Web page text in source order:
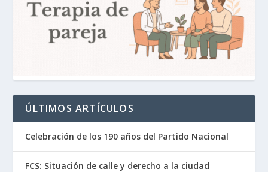
ÚLTIMOS ARTÍCULOS
Celebración de los 190 años del Partido Nacional
FCS: Situación de calle y derecho a la ciudad